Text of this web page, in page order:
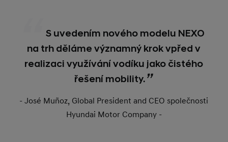
S uvedením nového modelu NEXO
na trh děláme významný krok vpřed v
realizaci využívání vodíku jako čistého
řešení mobility.
- José Muñoz, Global President and CEO společnosti
Hyundai Motor Company -